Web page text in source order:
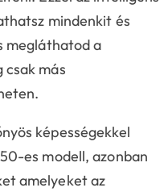
mindenkit és
megláthatod a
más
képességekkel
es modell, azonban
amelyeket az